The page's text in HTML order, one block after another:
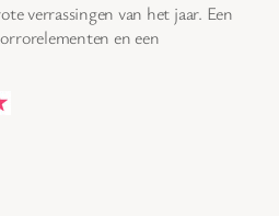
verrassingen van het jaar. Een
en een